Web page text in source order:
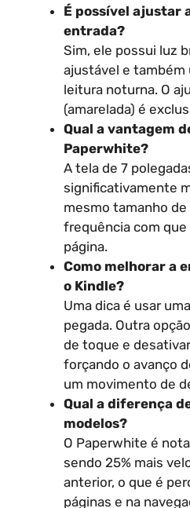
É possível ajustar
entrada?
Sim, ele possui luz
ajustável e também
leitura noturna. O
(amarelada) é
Qual a vantagem
Paperwhite?
A tela de 7
significativamente
mesmo tamanho
frequência com que
página.
Como melhorar a
o Kindle?
Uma dica é usar
pegada. Outra
de toque e
forçando o avanço
um movimento de
Qual a diferença
modelos?
O Paperwhite é
sendo 25% mais
anterior, o que é
páginas e na